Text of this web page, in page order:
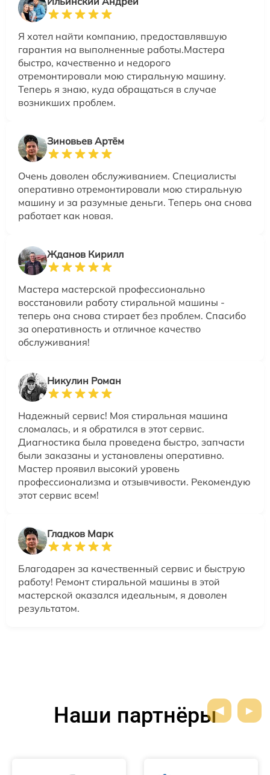
Я хотел найти компанию, предоставлявшую
гарантия на выполненные работы.Мастера
быстро, качественно и недорого
отремонтировали мою стиральную машину.
Теперь я знаю, куда обращаться в случае
возникших проблем.
Зиновьев Артём
Очень доволен обслуживанием. Специалисты
оперативно отремонтировали мою стиральную
машину и за разумные деньги. Теперь она снова
работает как новая.
Жданов Кирилл
Мастера мастерской профессионально
восстановили работу стиральной машины -
теперь она снова стирает без проблем. Спасибо
за оперативность и отличное качество
обслуживания!
Никулин Роман
Надежный сервис! Моя стиральная машина
сломалась, и я обратился в этот сервис.
Диагностика была проведена быстро, запчасти
были заказаны и установлены оперативно.
Мастер проявил высокий уровень
профессионализма и отзывчивости. Рекомендую
этот сервис всем!
Гладков Марк
Благодарен за качественный сервис и быструю
работу! Ремонт стиральной машины в этой
мастерской оказался идеальным, я доволен
результатом.
Наши партнёры